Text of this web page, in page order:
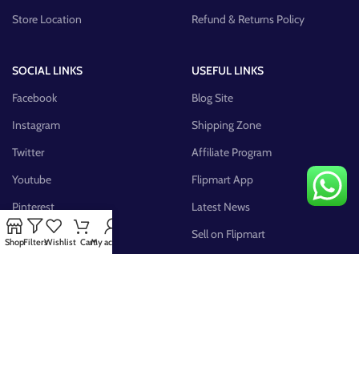
Store Location
Refund & Returns Policy
SOCIAL LINKS
Facebook
Instagram
Twitter
Youtube
Pinterest
FB Group
USEFUL LINKS
Blog Site
Shipping Zone
Affiliate Program
Flipmart App
Latest News
Sell on Flipmart
ShopFiltersWishlist CartMy account